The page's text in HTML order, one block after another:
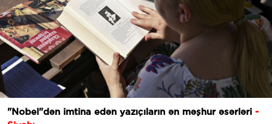
"Nobel"dən imtina edən yazıçıların ən məşhur əsərləri -